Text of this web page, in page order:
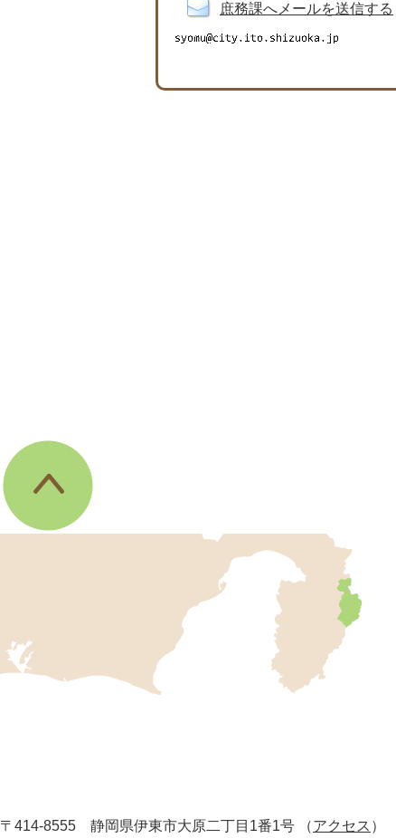
庶務課へメールを送信する
を
記
県
所
〒414-8555 静岡県伊東市大原二丁目1番1号 （アクセス ）